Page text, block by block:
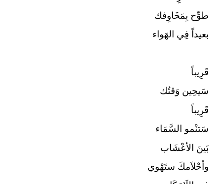
طوِّح بِمَخَاوِفك
بعيداً فِي الهَواء
قَرِيباً
سَيحِين وَقتُك
قَرِيباً
سَتنْمو السَّمَاء
بَينَ الأعْشَاب
وأحْلاَمكَ ستَهْوي